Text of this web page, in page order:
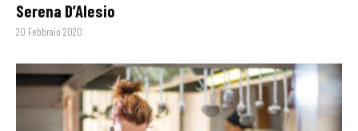
Serena D’Alesio
20 Febbraio 2020